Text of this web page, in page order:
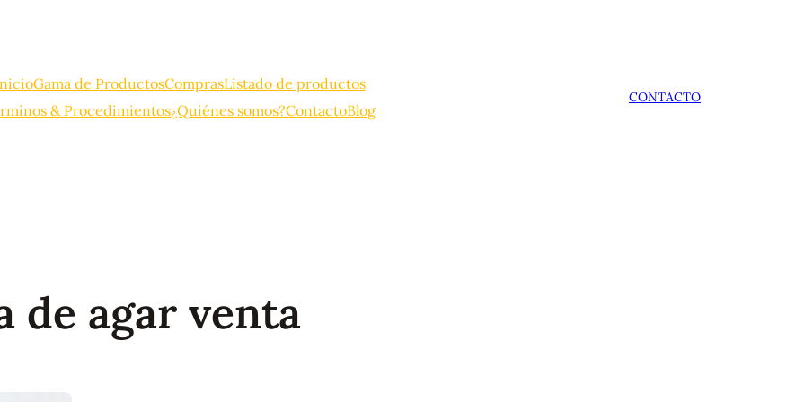
Gama de ProductosComprasListado de productos
& Procedimientos¿Quiénes somos?ContactoBlog
CONTACTO
de agar venta